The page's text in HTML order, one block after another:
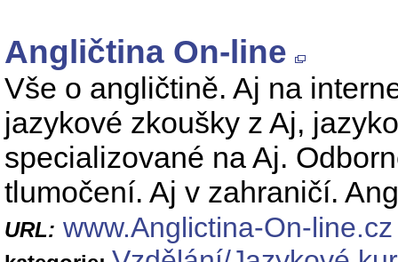
Angličtina On-line
Vše o angličtině. Aj na
jazykové zkoušky z Aj,
specializované na Aj.
tlumočení. Aj v zahraničí.
URL: www.Anglictina-On-line.cz